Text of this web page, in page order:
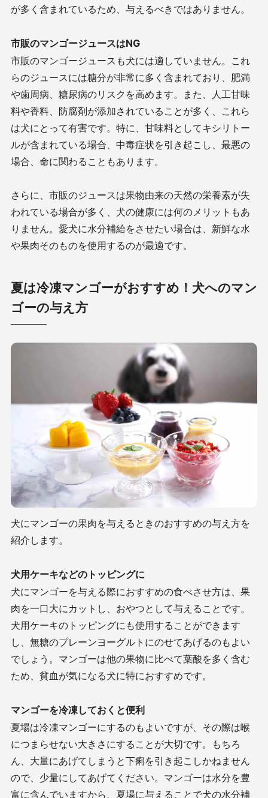
が多く含まれているため、与えるべきではありません。
市販のマンゴージュースはNG
市販のマンゴージュースも犬には適していません。これ
らのジュースには糖分が非常に多く含まれており、肥満
や歯周病、糖尿病のリスクを高めます。また、人工甘味
料や香料、防腐剤が添加されていることが多く、これら
は犬にとって有害です。特に、甘味料としてキシリトー
ルが含まれている場合、中毒症状を引き起こし、最悪の
場合、命に関わることもあります。
さらに、市販のジュースは果物由来の天然の栄養素が失
われている場合が多く、犬の健康には何のメリットもあ
りません。愛犬に水分補給をさせたい場合は、新鮮な水
や果肉そのものを使用するのが最適です。
夏は冷凍マンゴーがおすすめ！犬へのマン
ゴーの与え方
犬にマンゴーの果肉を与えるときのおすすめの与え方を
紹介します。
犬用ケーキなどのトッピングに
犬にマンゴーを与える際におすすめの食べさせ方は、果
肉を一口大にカットし、おやつとして与えることです。
犬用ケーキのトッピングにも使用することができます
し、無糖のプレーンヨーグルトにのせてあげるのもよい
でしょう。マンゴーは他の果物に比べて葉酸を多く含む
ため、貧血が気になる犬に特におすすめです。
マンゴーを冷凍しておくと便利
夏場は冷凍マンゴーにするのもよいですが、その際は喉
につまらせない大きさにすることが大切です。もちろ
ん、大量にあげてしまうと下痢を引き起こしかねません
ので、少量にしてあげてください。マンゴーは水分を豊
富に含んでいますから、夏場に与えることで犬の水分補